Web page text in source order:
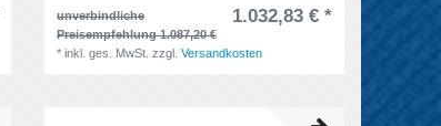
unverbindliche
Preisempfehlung 1.087,20 €
1.032,83 € *
*inkl. ges. MwSt. zzgl.Versandkosten